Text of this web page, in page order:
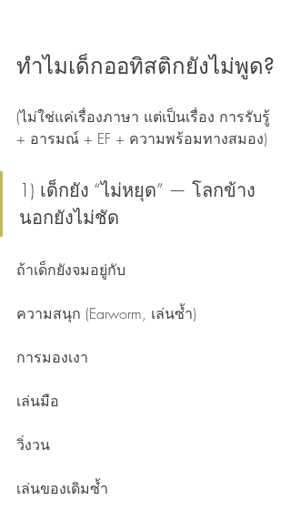
ทำไมเด็กออทิสติกยังไม่พูด?
(ไม่ใช่แค่เรื่องภาษา แต่เป็นเรื่อง การรับรู้
+ อารมณ์ + EF + ความพร้อมทางสมอง)
1) เด็กยัง “ไม่หยุด” — โลกข้าง
นอกยังไม่ชัด
ถ้าเด็กยังจมอยู่กับ
ความสนุก (Earworm, เล่นซ้ำ)
การมองเงา
เล่นมือ
วิ่งวน
เล่นของเดิมซ้ำ